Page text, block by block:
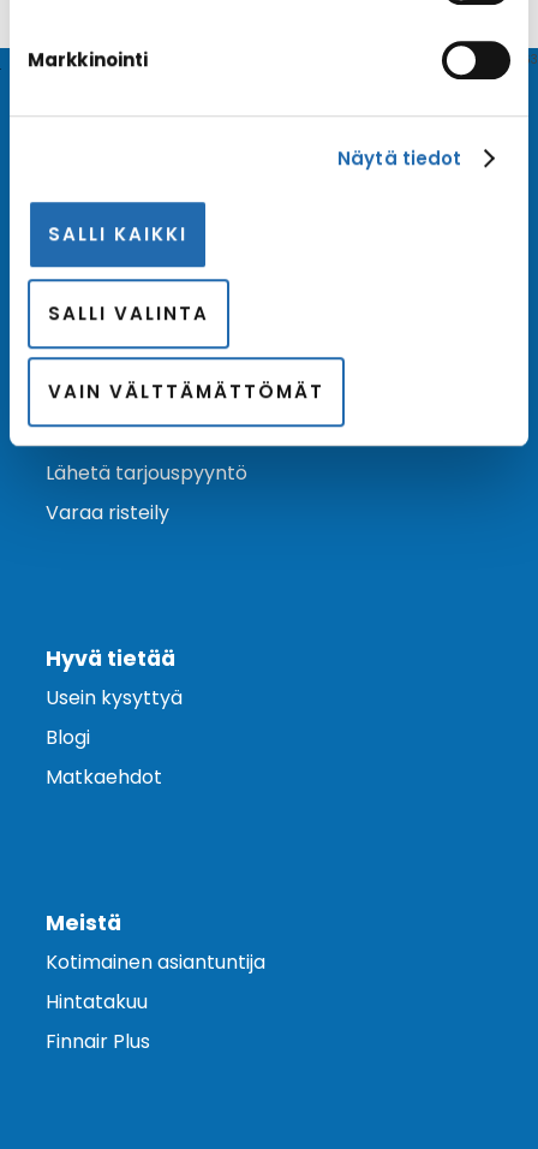
Markkinointi
Näytä tiedot
SALLI KAIKKI
SALLI VALINTA
VAIN VÄLTTÄMÄTTÖMÄT
V4.1663
varustamoiden tarjouksista ja kampanjaeduista.
Ota yhteyttä
Asiakaspalvelu
Lähetä tarjouspyyntö
Varaa risteily
Hyvä tietää
Usein kysyttyä
Blogi
Matkaehdot
Meistä
Kotimainen asiantuntija
Hintatakuu
Finnair Plus